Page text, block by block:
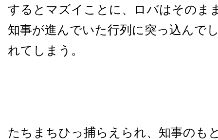
するとマズイことに、ロバはそのま
知事が進んでいた行列に突っ込んで
れてしまう。
たちまちひっ捕らえられ、知事のも